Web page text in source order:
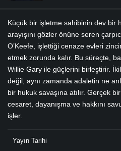
Küçük bir işletme sahibinin dev bir
arayışını gözler önüne seren
O’Keefe, işlettiği cenaze evleri
etmek zorunda kalır. Bu süreçte,
Willie Gary ile güçlerini birleştirir.
değil, aynı zamanda adaletin ne
bir hukuk savaşına atılır. Gerçek
cesaret, dayanışma ve hakkını
işler.
Yayın Tarihi